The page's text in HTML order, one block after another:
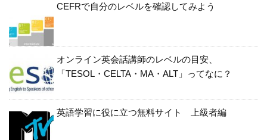
CEFRで自分のレベルを確認してみよう
オンライン英会話講師のレベルの目安、
「TESOL・CELTA・MA・ALT」ってなに？
英語学習に役に立つ無料サイト 上級者編